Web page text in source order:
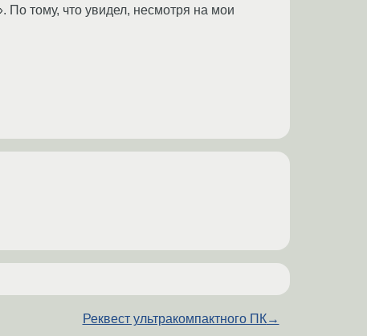
По тому, что увидел, несмотря на мои
Реквест ультракомпактного ПК→